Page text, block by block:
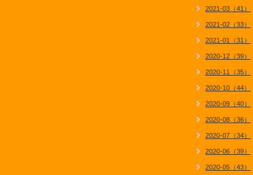
2021-03（41）
2021-02（33）
2021-01（31）
2020-12（39）
2020-11（35）
2020-10（44）
2020-09（40）
2020-08（36）
2020-07（34）
2020-06（39）
2020-05（43）